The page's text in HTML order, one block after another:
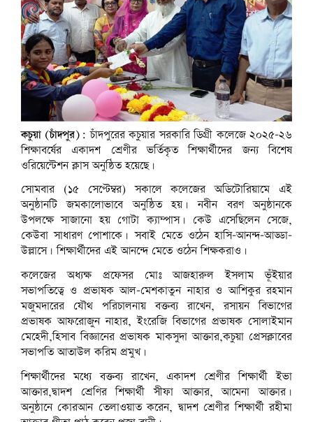
কচুয়া (চাঁদপুর): চাঁদপুরের কচুয়ার সরকারি ডিগ্রী কলেজে ২০২৫-২৬
শিক্ষাবর্ষের একাদশ শ্রেণীর ভর্তিকৃত শিক্ষার্থীদের জন্য বিশেষ
ওরিয়েন্টেশন ক্লাস অনুষ্ঠিত হয়েছে।
সোমবার (১৫ সেপ্টেম্বর) সকালে কলেজের অডিটোরিয়ামে এই
অনুষ্ঠানটি জমকালোভাবে অনুষ্ঠিত হয়। নবীন বরণ অনুষ্ঠানকে
উপলক্ষে সাজানো হয় গোটা ক্যাম্পাস। কেউ এসেছিলেন সেজে,
কেউবা সাধারণ পোশাকে। সবাই মেতে ওঠেন হাসি-আনন্দ-আড্ডা-
উল্লাসে। শিক্ষার্থীদের এই আনন্দে মেতে ওঠেন শিক্ষকরাও।
কলেজের অধ্যক্ষ প্রফেসর মোঃ আজহারুল ইসলাম ভূঁইয়ার
সভাপতিত্বে ও প্রভাষক আল-মেশকাতুন নাহার ও আশিকুর রহমান
মজুমদারের যৌথ পরিচালনায় বক্তব্য রাখেন, রসায়ন বিভাগের
প্রভাষক আফরোজুন নাহার, ইংরেজি বিভাগের প্রভাষক সোলাইমান
মেহেদী,হিসাব বিজ্ঞানের প্রভাষক মাকসুদা আক্তার,কচুয়া প্রেসক্লাবের
সভাপতি আতাউল করিম প্রমুখ।
শিক্ষার্থীদের মধ্যে বক্তব্য রাখেন, একাদশ শ্রেণীর শিক্ষার্থী ইভা
আক্তার,দ্বাদশ শ্রেণির শিক্ষার্থী সীফা আক্তার, আমেনা আক্তার।
অনুষ্ঠানে কোরআন তেলাওয়াত করেন, দ্বাদশ শ্রেণীর শিক্ষার্থী রহীমা